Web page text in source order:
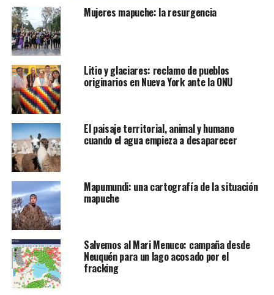
Mujeres mapuche: la resurgencia
Litio y glaciares: reclamo de pueblos
originarios en Nueva York ante la ONU
El paisaje territorial, animal y humano
cuando el agua empieza a desaparecer
Mapumundi: una cartografía de la situación
mapuche
Salvemos al Mari Menuco: campaña desde
Neuquén para un lago acosado por el
fracking